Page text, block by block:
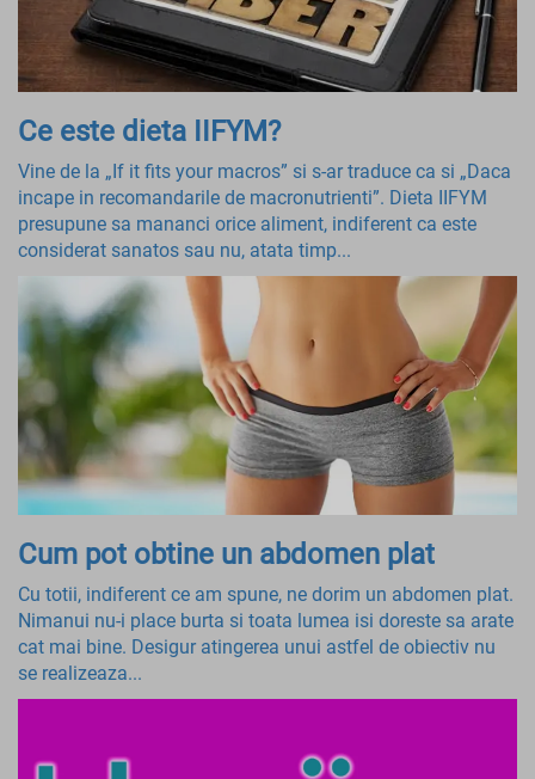
Ce este dieta IIFYM?
Vine de la „If it fits your macros” si s-ar traduce ca si „Daca
incape in recomandarile de macronutrienti”. Dieta IIFYM
presupune sa mananci orice aliment, indiferent ca este
considerat sanatos sau nu, atata timp...
Cum pot obtine un abdomen plat
Cu totii, indiferent ce am spune, ne dorim un abdomen plat.
Nimanui nu-i place burta si toata lumea isi doreste sa arate
cat mai bine. Desigur atingerea unui astfel de obiectiv nu
se realizeaza...